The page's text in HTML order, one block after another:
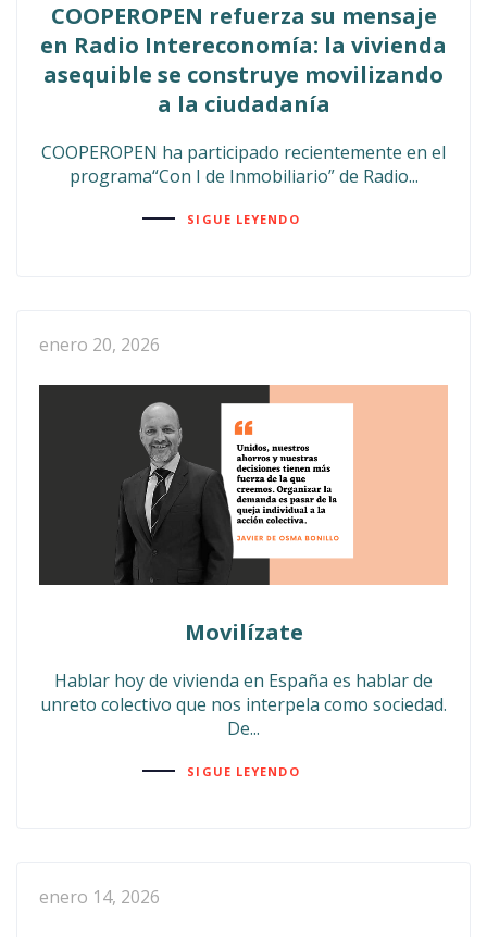
COOPEROPEN refuerza su mensaje
en Radio Intereconomía: la vivienda
asequible se construye movilizando
a la ciudadanía
COOPEROPEN ha participado recientemente en el
programa“Con I de Inmobiliario” de Radio...
SIGUE LEYENDO
enero 20, 2026
Movilízate
Hablar hoy de vivienda en España es hablar de
unreto colectivo que nos interpela como sociedad.
De...
SIGUE LEYENDO
enero 14, 2026